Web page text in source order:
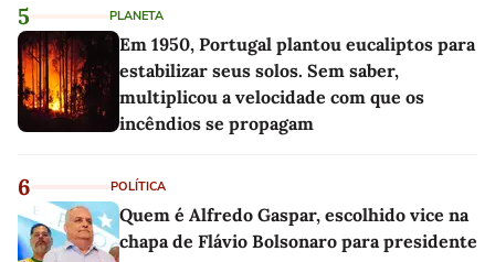
5 PLANETA
Em 1950, Portugal plantou eucaliptos para
estabilizar seus solos. Sem saber,
multiplicou a velocidade com que os
incêndios se propagam
6 POLÍTICA
Quem é Alfredo Gaspar, escolhido vice na
chapa de Flávio Bolsonaro para presidente